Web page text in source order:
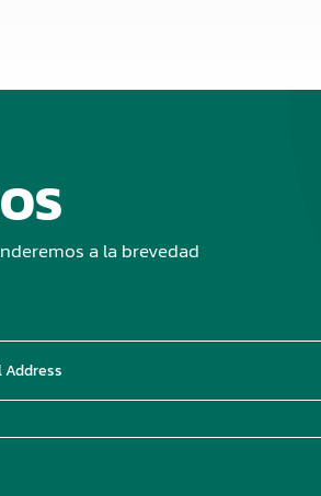
a la brevedad